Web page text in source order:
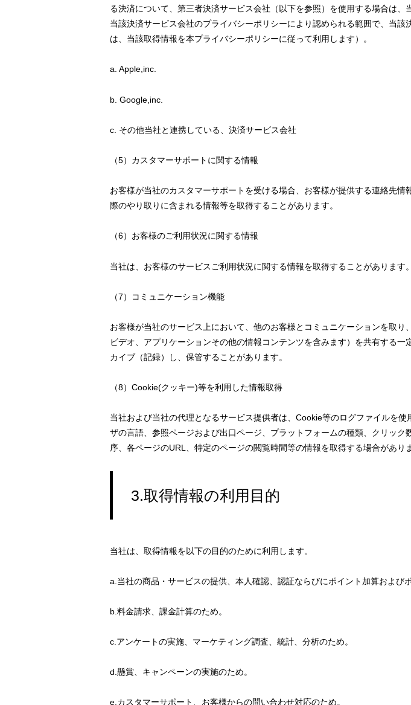
る決済について、第三者決済サービス会社（以下を参照）を使用する場合は
当該決済サービス会社のプライバシーポリシーにより認められる範囲で、当
は、当該取得情報を本プライバシーポリシーに従って利用します）。
a. Apple,inc.
b. Google,inc.
c. その他当社と連携している、決済サービス会社
（5）カスタマーサポートに関する情報
お客様が当社のカスタマーサポートを受ける場合、お客様が提供する連絡先
際のやり取りに含まれる情報等を取得することがあります。
（6）お客様のご利用状況に関する情報
当社は、お客様のサービスご利用状況に関する情報を取得することがあります。
（7）コミュニケーション機能
お客様が当社のサービス上において、他のお客様とコミュニケーションを取
ビデオ、アプリケーションその他の情報コンテンツを含みます）を共有する
カイブ（記録）し、保管することがあります。
（8）Cookie(クッキー)等を利用した情報取得
当社および当社の代理となるサービス提供者は、Cookie等のログファイルを
ザの言語、参照ページおよび出口ページ、プラットフォームの種類、クリッ
序、各ページのURL、特定のページの閲覧時間等の情報を取得する場合があり
3.取得情報の利用目的
当社は、取得情報を以下の目的のために利用します。
a.当社の商品・サービスの提供、本人確認、認証ならびにポイント加算および
b.料金請求、課金計算のため。
c.アンケートの実施、マーケティング調査、統計、分析のため。
d.懸賞、キャンペーンの実施のため。
e.カスタマーサポート、お客様からの問い合わせ対応のため。